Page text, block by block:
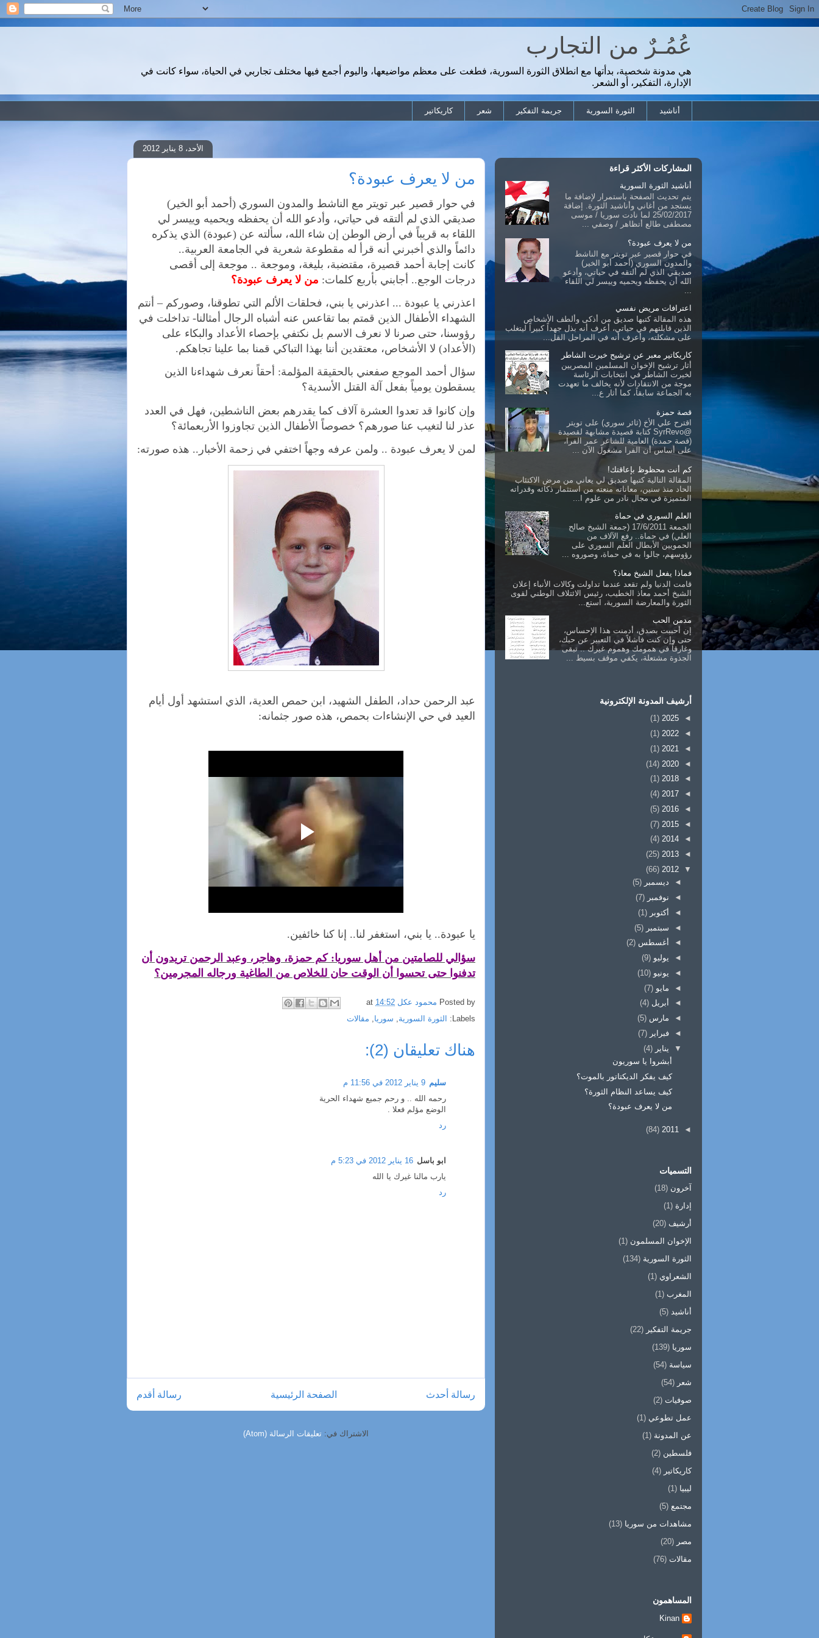
عُمُـرٌ من التجارب
هي مدونة شخصية، بدأتها مع انطلاق الثورة السورية، فطغت على معظم مواضيعها، واليوم أجمع فيها مختلف تجاربي في الحياة، سواء كانت في
الإدارة، التفكير، أو الشعر.
أناشيد الثورة السورية جريمة التفكير شعر كاريكاتير
الأحد، 8 يناير 2012
من لا يعرف عبودة؟
في حوار قصير عبر تويتر مع الناشط والمدون السوري (أحمد أبو الخير)
صديقي الذي لم ألتقه في حياتي، وأدعو الله أن يحفظه ويحميه وييسر لي
اللقاء به قريباً في أرض الوطن إن شاء الله، سألته عن (عبودة) الذي يذكره
دائماً والذي أخبرني أنه قرأ له مقطوعة شعرية في الجامعة العربية..
كانت إجابة أحمد قصيرة، مقتضبة، بليغة، وموجعة .. موجعة إلى أقصى
درجات الوجع.. أجابني بأربع كلمات: من لا يعرف عبودة؟
اعذرني يا عبودة ... اعذرني يا بني، فحلقات الألم التي تطوقنا، وصوركم – أنتم
الشهداء الأطفال الذين قمتم بما تقاعس عنه أشباه الرجال أمثالنا- تداخلت في
رؤوسنا، حتى صرنا لا نعرف الاسم بل نكتفي بإحصاء الأعداد والبكاء على
(الأعداد) لا الأشخاص، معتقدين أننا بهذا التباكي قمنا بما علينا تجاهكم.
سؤال أحمد الموجع صفعني بالحقيقة المؤلمة: أحقاً نعرف شهداءنا الذين
يسقطون يومياً بفعل آلة القتل الأسدية؟
وإن كانوا قد تعدوا العشرة آلاف كما يقدرهم بعض الناشطين، فهل في العدد
عذر لنا لتغيب عنا صورهم؟ خصوصاً الأطفال الذين تجاوزوا الأربعمائة؟
لمن لا يعرف عبودة .. ولمن عرفه وجهاً اختفي في زحمة الأخبار.. هذه صورته:
عبد الرحمن حداد، الطفل الشهيد، ابن حمص العدية، الذي استشهد أول أيام
العيد في حي الإنشاءات بحمص، هذه صور جثمانه:
يا عبودة.. يا بني، استغفر لنا.. إنا كنا خائفين.
سؤالي للصامتين من أهل سوريا: كم حمزة، وهاجر، وعبد الرحمن تريدون أن
تدفنوا حتى تحسوا أن الوقت حان للخلاص من الطاغية ورجاله المجرمين؟
Posted by محمود عكل at 14:52
Labels:
الثورة السورية سوريا مقالات
هناك تعليقان (2):
سليم 9 يناير 2012 في 11:56 م
رحمه الله .. و رحم جميع شهداء الحرية
الوضع مؤلم فعلا .
رد
ابو باسل 16 يناير 2012 في 5:23 م
يارب مالنا غيرك يا الله
رد
رسالة أحدث رسالة أقدم الصفحة الرئيسية
الاشتراك في: تعليقات الرسالة (Atom)
المشاركات الأكثر قراءة
أناشيد الثورة السورية
يتم تحديث الصفحة باستمرار لإضافة ما
يستجد من أغاني وأناشيد الثورة. إضافة
25/02/2017 لما نادت سوريا / موسى
مصطفى طالع أتظاهر / وصفي ...
من لا يعرف عبودة؟
في حوار قصير عبر تويتر مع الناشط
والمدون السوري (أحمد أبو الخير)
صديقي الذي لم ألتقه في حياتي، وأدعو
الله أن يحفظه ويحميه وييسر لي اللقاء
...
اعترافات مريض نفسي
هذه المقالة كتبها صديق من أذكى وألطف الأشخاص
الذين قابلتهم في حياتي، أعرف أنه بذل جهداً كبيراً ليتغلب
على مشكلته، وأعرف أنه في المراحل القل...
كاريكاتير معبر عن ترشيح خيرت الشاطر
أثار ترشيح الإخوان المسلمين المصريين
لخيرت الشاطر في انتخابات الرئاسة
موجة من الانتقادات لأنه يخالف ما تعهدت
به الجماعة سابقاً، كما أثار ع...
قصة حمزة
اقترح علي الأخ (ثائر سوري) على تويتر
@SyrRevo كتابة قصيدة مشابهة لقصيدة
(قصة حمدة) العامية للشاعر عمر الفرا،
على أساس أن الفرا مشغول الآن ...
كم أنت محظوظ بإعاقتك!
المقالة التالية كتبها صديق لي يعاني من مرض الاكتئاب
الحاد منذ سنين، معاناته منعته من استثمار ذكائه وقدراته
المتميزة في مجال نادر من علوم ا...
العلم السوري في حماة
الجمعة 17/6/2011 (جمعة الشيخ صالح
العلي) في حماة.. رفع الآلاف من
الحمويين الأبطال العلم السوري على
رؤوسهم، جالوا به في حماة، وصوروه ...
فماذا يفعل الشيخ معاذ؟
قامت الدنيا ولم تقعد عندما تداولت وكالات الأنباء إعلان
الشيخ أحمد معاذ الخطيب، رئيس الائتلاف الوطني لقوى
الثورة والمعارضة السورية، استع...
مدمن الحب
إن أحببت بصدق، أدمنت هذا الإحساس،
حتى وإن كنت فاشلاً في التعبير عن حبك،
وغارقاً في همومك وهموم غيرك .. تبقى
الجذوة مشتعلة، يكفي موقف بسيط ...
أرشيف المدونة الإلكترونية
◄
2025
(1)
◄
2022
(1)
◄
2021
(1)
◄
2020
(14)
◄
2018
(1)
◄
2017
(4)
◄
2016
(5)
◄
2015
(7)
◄
2014
(4)
◄
2013
(25)
▼
2012
(66)
◄ ديسمبر (5)
◄ نوفمبر (7)
◄
أكتوبر (1)
◄ سبتمبر (5)
◄
أغسطس (2)
◄ يوليو (9)
◄ يونيو (10)
◄ مايو (7)
◄
أبريل (4)
◄ مارس (5)
◄ فبراير (7)
▼ يناير (4)
أبشروا يا سوريون
كيف يفكر الديكتاتور بالموت؟
كيف يساعد النظام الثورة؟
من لا يعرف عبودة؟
◄
2011
(84)
التسميات
آخرون (18)
إدارة (1)
أرشيف (20)
الإخوان المسلمون (1)
الثورة السورية (134)
الشعراوي (1)
المغرب (1)
أناشيد (5)
جريمة التفكير (22)
سوريا (139)
سياسة (54)
شعر (54)
صوفيات (2)
عمل تطوعي (1)
عن المدونة (1)
فلسطين (2)
كاريكاتير (4)
ليبيا (1)
مجتمع (5)
مشاهدات من سوريا (13)
مصر (20)
مقالات (76)
المساهمون
Kinan